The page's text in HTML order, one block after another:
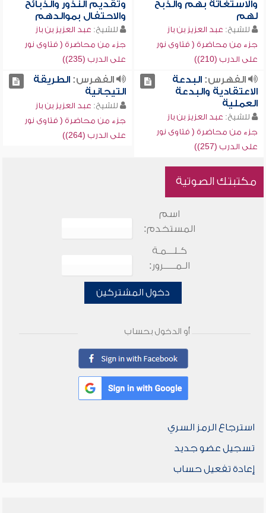
والاستغاثة بهم والذبح
لهم
للشيخ: عبد العزيز بن باز
جزء من محاضرة ( فتاوى نور
على الدرب (210))
وتقديم النذور والذبائح
والاحتفال بموالدهم
للشيخ: عبد العزيز بن باز
جزء من محاضرة ( فتاوى نور
على الدرب (235))
الفهرس:البدعة
الاعتقادية والبدعة
العملية
للشيخ: عبد العزيز بن باز
جزء من محاضرة ( فتاوى نور
على الدرب (257))
الفهرس:الطريقة
التيجانية
للشيخ: عبد العزيز بن باز
جزء من محاضرة ( فتاوى نور
على الدرب (264))
مكتبتك الصوتية
اسم
المستخدم:
كـلـــمـة
الـمـــــرور:
دخول المشتركين
أو الدخول بحساب
استرجاع الرمز السري
تسجيل عضو جديد
إعادة تفعيل حساب